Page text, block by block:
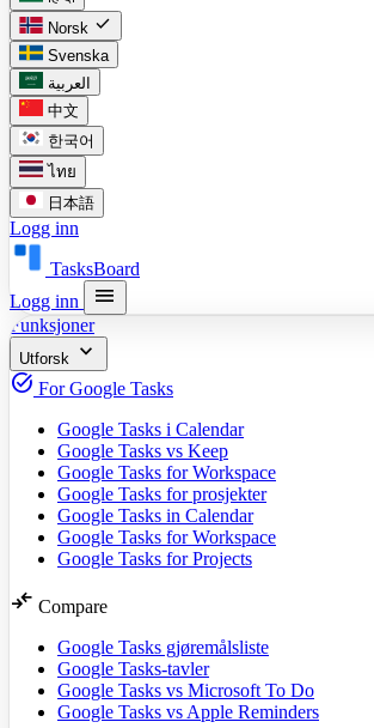
Norsk check
Svenska
العربية
中文
한국어
ไทย
日本語
Logg inn
TasksBoard
Logg inn
menu
Funksjoner
Utforsk expand_more
task_alt For Google Tasks
Google Tasks i Calendar
Google Tasks vs Keep
Google Tasks for Workspace
Google Tasks for prosjekter
Google Tasks in Calendar
Google Tasks for Workspace
Google Tasks for Projects
compare_arrows Compare
Google Tasks gjøremålsliste
Google Tasks-tavler
Google Tasks vs Microsoft To Do
Google Tasks vs Apple Reminders